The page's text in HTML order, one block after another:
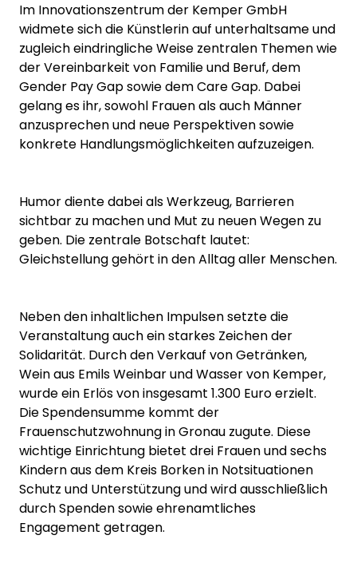
Im Innovationszentrum der Kemper GmbH
widmete sich die Künstlerin auf unterhaltsame und
zugleich eindringliche Weise zentralen Themen wie
der Vereinbarkeit von Familie und Beruf, dem
Gender Pay Gap sowie dem Care Gap. Dabei
gelang es ihr, sowohl Frauen als auch Männer
anzusprechen und neue Perspektiven sowie
konkrete Handlungsmöglichkeiten aufzuzeigen.
Humor diente dabei als Werkzeug, Barrieren
sichtbar zu machen und Mut zu neuen Wegen zu
geben. Die zentrale Botschaft lautet:
Gleichstellung gehört in den Alltag aller Menschen.
Neben den inhaltlichen Impulsen setzte die
Veranstaltung auch ein starkes Zeichen der
Solidarität. Durch den Verkauf von Getränken,
Wein aus Emils Weinbar und Wasser von Kemper,
wurde ein Erlös von insgesamt 1.300 Euro erzielt.
Die Spendensumme kommt der
Frauenschutzwohnung in Gronau zugute. Diese
wichtige Einrichtung bietet drei Frauen und sechs
Kindern aus dem Kreis Borken in Notsituationen
Schutz und Unterstützung und wird ausschließlich
durch Spenden sowie ehrenamtliches
Engagement getragen.